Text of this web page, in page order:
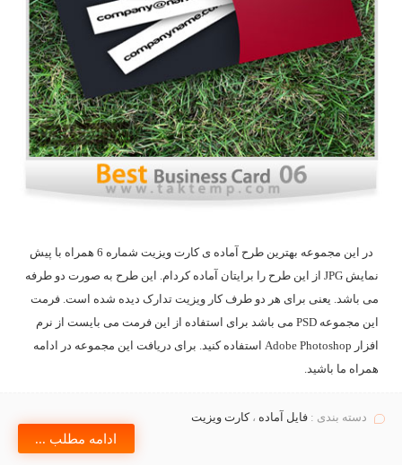
در این مجموعه بهترین طرح آماده ی کارت ویزیت شماره 6 همراه با پیش
نمایش JPG از این طرح را برایتان آماده کردام. این طرح به صورت دو طرفه
می باشد. یعنی برای هر دو طرف کار ویزیت تدارک دیده شده است. فرمت
این مجموعه PSD می باشد برای استفاده از این فرمت می بایست از نرم
افزار Adobe Photoshop استفاده کنید. برای دریافت این مجموعه در ادامه
همراه ما باشید.
دسته بندی :فایل آماده ،کارت ویزیت
ادامه مطلب ...